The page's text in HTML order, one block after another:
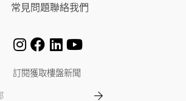
常見問題聯絡我們
訂閱獲取樓盤新聞